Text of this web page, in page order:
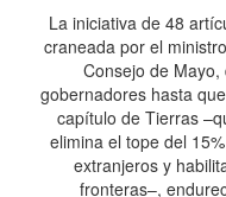
La iniciativa de 48
craneada por el ministro
Consejo de
gobernadores hasta
capítulo de Tierras
elimina el tope del
extranjeros y
fronteras–,